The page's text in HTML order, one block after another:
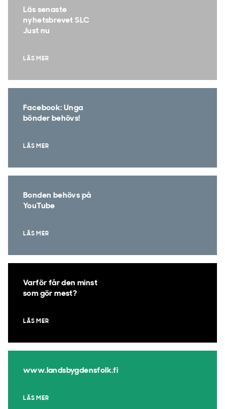
Läs senaste
nyhetsbrevet SLC
Just nu
LÄS MER
Facebook: Unga
bönder behövs!
LÄS MER
Bonden behövs på
YouTube
LÄS MER
Varför får den minst
som gör mest?
LÄS MER
www.landsbygdensfolk.fi
LÄS MER